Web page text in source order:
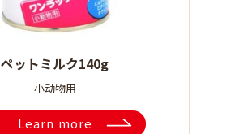
ペットミルク140g
小动物用
Learn more